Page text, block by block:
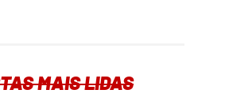
MAIS LIDAS